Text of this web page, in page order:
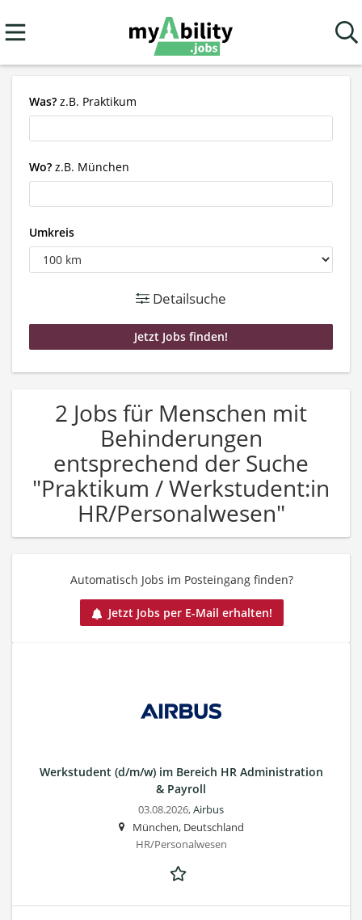
Was? z.B. Praktikum
Wo? z.B. München
Umkreis
Detailsuche
2 Jobs für Menschen mit
Behinderungen
entsprechend der Suche
"Praktikum / Werkstudent:in
HR/Personalwesen"
Automatisch Jobs im Posteingang finden?
Jetzt Jobs per E-Mail erhalten!
Werkstudent (d/m/w) im Bereich HR Administration
& Payroll
03.08.2026,Airbus
München, Deutschland
HR/Personalwesen